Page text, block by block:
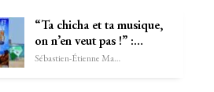
“Ta chicha et ta musique,
on n’en veut pas !” :…
Sébastien-Étienne Marechal